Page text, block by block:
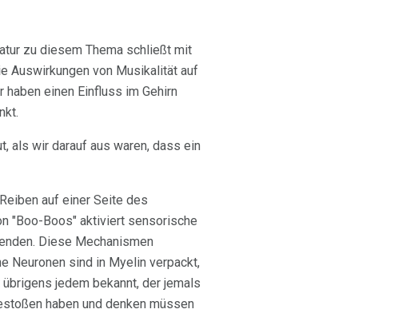
zu diesem Thema schließt mit
Auswirkungen von Musikalität auf
einen Einfluss im Gehirn
als wir darauf aus waren, dass ein
auf einer Seite des
"Boo-Boos" aktiviert sensorische
Diese Mechanismen
Neuronen sind in Myelin verpackt,
jedem bekannt, der jemals
haben und denken müssen